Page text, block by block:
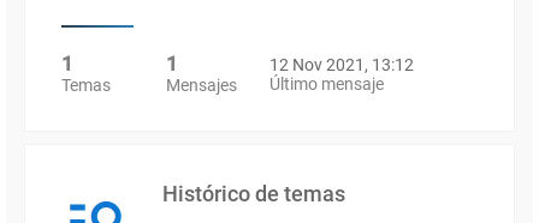
1
Temas
1
Mensajes
12 Nov 2021, 13:12
Último mensaje
Histórico de temas